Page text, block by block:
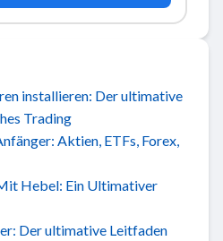
installieren: Der ultimative
Trading
Aktien, ETFs, Forex,
Hebel: Ein Ultimativer
Der ultimative Leitfaden